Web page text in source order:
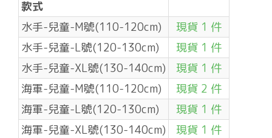
款式
水手-兒童-M號(110-120cm)
現貨 1 件
水手-兒童-L號(120-130cm)
現貨 1 件
水手-兒童-XL號(130-140cm)
現貨 1 件
海軍-兒童-M號(110-120cm)
現貨 2 件
海軍-兒童-L號(120-130cm)
現貨 1 件
海軍-兒童-XL號(130-140cm)
現貨 1 件